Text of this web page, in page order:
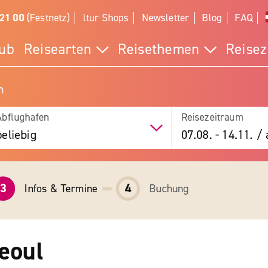
00(Festnetz) ltur Shops Newsletter Blog FAQ
Reisearten Reisethemen
Reisezeitraum
07.08. - 14.11. /
3 Infos & Termine 4 Buchung